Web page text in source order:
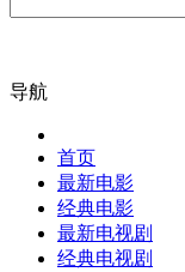
导航
首页
最新电影
经典电影
最新电视剧
经典电视剧